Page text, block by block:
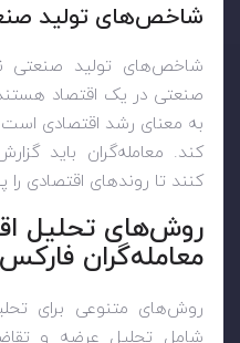
شاخص‌های تولید
شاخص‌های تولید صنعتی
صنعتی در یک اقتصاد
به معنای رشد اقتصادی است
کند. معامله‌گران باید
کنند تا روندهای اقتصادی
روش‌های تحلیل
معامله‌گران فارکس
روش‌های متنوعی برای
شامل تحلیل عرضه و